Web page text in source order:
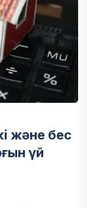
және бес
үй